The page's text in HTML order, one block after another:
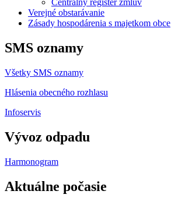
Centrálny register zmlúv
Verejné obstarávanie
Zásady hospodárenia s majetkom obce
SMS oznamy
Všetky SMS oznamy
Hlásenia obecného rozhlasu
Infoservis
Vývoz odpadu
Harmonogram
Aktuálne počasie